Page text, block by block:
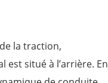
la traction,
situé à l’arrière. En